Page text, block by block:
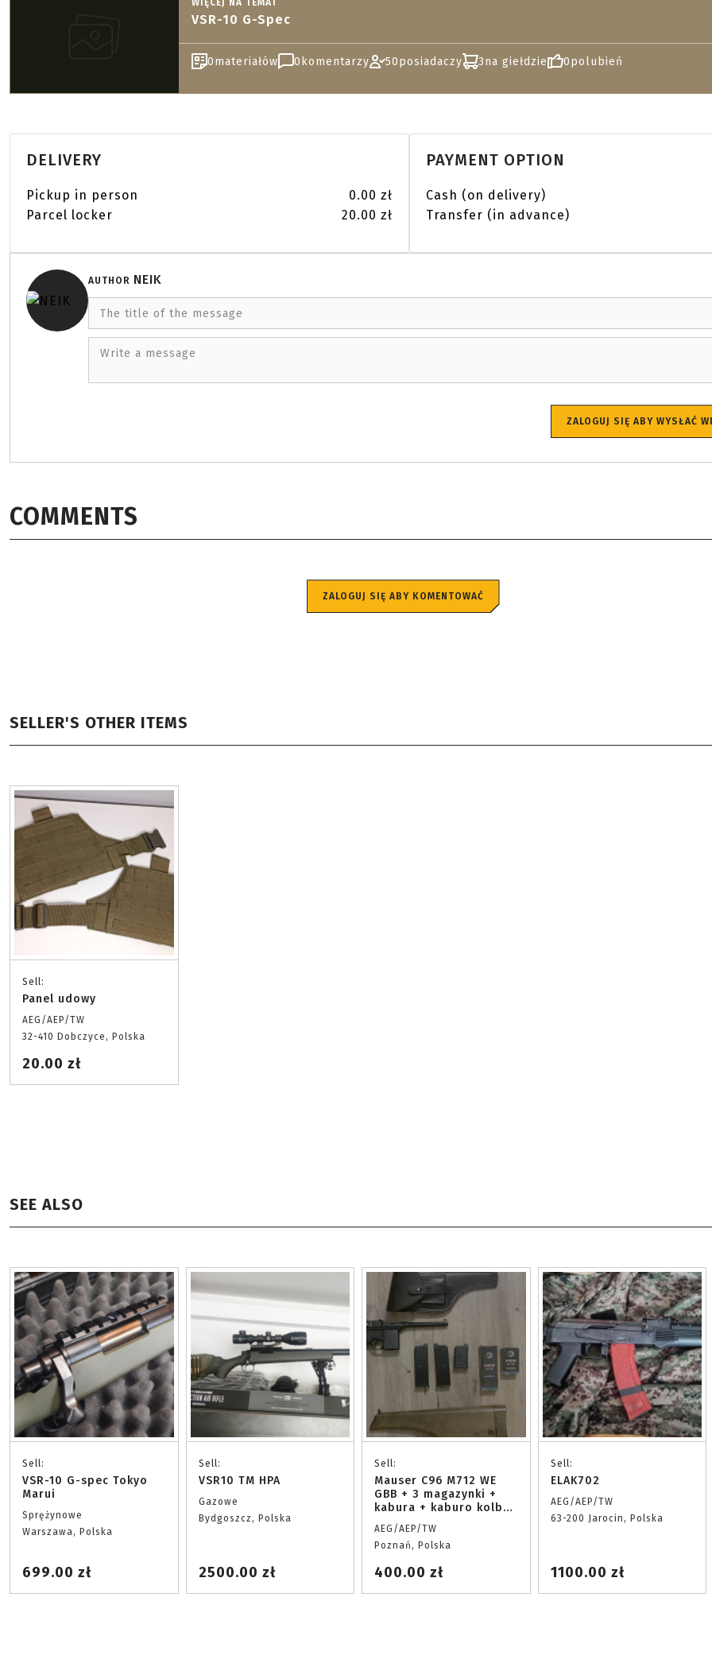
WIĘCEJ NA TEMAT
VSR-10 G-Spec
0materiałów 0 komentarzy 50posiadaczy 3na giełdzie 0polubień
DELIVERY
Pickup in person
0.00 zł
Parcel locker
20.00 zł
PAYMENT OPTION
Cash (on delivery)
Transfer (in advance)
AUTHOR NEIK
The title of the message
Write a message
ZALOGUJ SIĘ ABY WYSŁAĆ
COMMENTS
ZALOGUJ SIĘ ABY KOMENTOWAĆ
SELLER'S OTHER ITEMS
Sell:
Panel udowy
AEG/AEP/TW
32-410 Dobczyce, Polska
20.00 zł
SEE ALSO
Sell:
VSR-10 G-spec Tokyo
Marui
Sprężynowe
Warszawa, Polska
699.00 zł
Sell:
VSR10 TM HPA
Gazowe
Bydgoszcz, Polska
2500.00 zł
Sell:
Mauser C96 M712 WE
GBB + 3 magazynki +
kabura + kaburo kolba
Nowy
AEG/AEP/TW
Poznań, Polska
400.00 zł
Sell:
ELAK702
AEG/AEP/TW
63-200 Jarocin, Polska
1100.00 zł